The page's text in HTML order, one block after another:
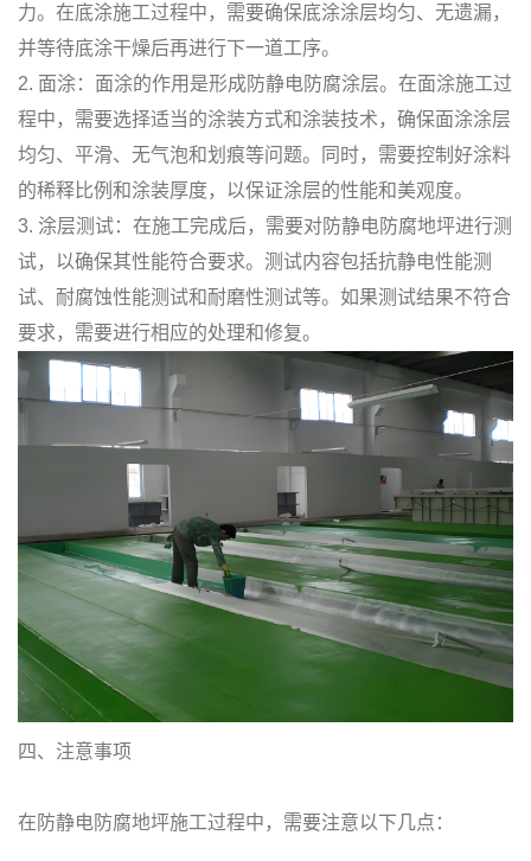
力。在底涂施工过程中，需要确保底涂涂层均匀、无遗漏，
并等待底涂干燥后再进行下一道工序。
2. 面涂：面涂的作用是形成防静电防腐涂层。在面涂施工过
程中，需要选择适当的涂装方式和涂装技术，确保面涂涂层
均匀、平滑、无气泡和划痕等问题。同时，需要控制好涂料
的稀释比例和涂装厚度，以保证涂层的性能和美观度。
3. 涂层测试：在施工完成后，需要对防静电防腐地坪进行测
试，以确保其性能符合要求。测试内容包括抗静电性能测
试、耐腐蚀性能测试和耐磨性测试等。如果测试结果不符合
要求，需要进行相应的处理和修复。
四、注意事项
在防静电防腐地坪施工过程中，需要注意以下几点：